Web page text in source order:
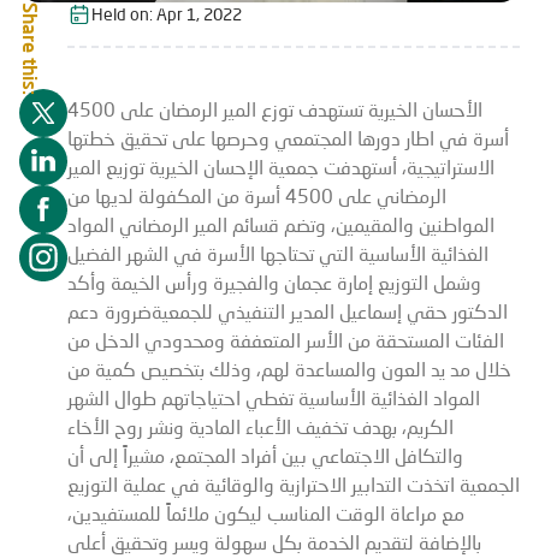
Share this: Held on:Apr 1, 2022
الأحسان الخيرية تستهدف توزع المير الرمضان على 4500
أسرة في اطار دورها المجتمعي وحرصها على تحقيق خطتها
الاستراتيجية، أستهدفت جمعية الإحسان الخيرية توزيع المير
الرمضاني على 4500 أسرة من المكفولة لديها من
المواطنين والمقيمين، وتضم قسائم المير الرمضاني المواد
الغذائية الأساسية التي تحتاجها الأسرة في الشهر الفضيل
وشمل التوزيع إمارة عجمان والفجيرة ورأس الخيمة وأكد
الدكتور حقي إسماعيل المدير التنفيذي للجمعيةضرورة دعم
الفئات المستحقة من الأسر المتعففة ومحدودي الدخل من
خلال مد يد العون والمساعدة لهم، وذلك بتخصيص كمية من
المواد الغذائية الأساسية تغطي احتياجاتهم طوال الشهر
الكريم، بهدف تخفيف الأعباء المادية ونشر روح الأخاء
والتكافل الاجتماعي بين أفراد المجتمع، مشيراً إلى أن
الجمعية اتخذت التدابير الاحترازية والوقائية في عملية التوزيع
مع مراعاة الوقت المناسب ليكون ملائماً للمستفيدين،
بالإضافة لتقديم الخدمة بكل سهولة ويسر وتحقيق أعلى